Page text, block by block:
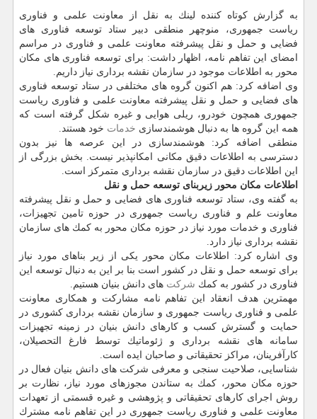
به گزارش كوتاه كننده لینك به نقل از معاونت علمی و فناوری
ریاست جمهوری، منوچهر منطقی دبیر ستاد توسعه فناوری های
فضایی و حمل و نقل پیشرفته معاونت علمی و فناوری در مراسم
امضای این تفاهم نامه، اظهار داشت: برای توسعه فناوری های مكان
محور به اطلاعات موجود در سازمان نقشه برداری نیاز داریم.
وی اضافه كرد: هم اكنون گروه های مختلفی در ستاد توسعه فناوری
های فضایی و حمل و نقل پیشرفته معاونت علمی و فناوری ریاست
جمهوری همچون خودرو، ریلی هوایی و غیره شكل گرفته است كه
همه این گروه ها به دنبال هوشمندسازی خدمات خود هستند.
منطقی اضافه كرد: هوشمندسازی در این عرصه ها نیز بدون
دسترسی به اطلاعات دقیق مكانی امكانپذیر نیست. بخش بزرگی از
این اطلاعات دقیق در سازمان نقشه برداری متمركز است.
اطلاعات مكان محور زیربنای توسعه حمل و نقل
به گفته وی، ستاد توسعه فناوری های فضایی و حمل و نقل پیشرفته
معاونت علم و فناوری ریاست جمهوری در حوزه تامین تجهیزات،
فناوری و خدمات مورد نیاز در حوزه مكان محور به كمك های سازمان
نقشه برداری نیاز دارد.
وی اشاره كرد: اطلاعات مكان محور یكی از زیر بناهای مورد نیاز
برای توسعه حمل و نقل در كشور است بنا بر این به دنبال توسعه این
فناوری در كشور به كمك شركت های دانش بنیان هستیم.
مهمترین هدف انعقاد این تفاهم نامه مشاركت و همكاری معاونت
علمی و فناوری ریاست جمهوری و سازمان نقشه برداری كشوری در
حمایت و گسترش كسب و كارهای دانش بنیان در زمینه تجهیزات
سامانه های نقشه برداری و ژئوماتیك توسط فارغ التحصیلان،
كارآفرینان، مراكز تحقیقاتی و صاحبان ایده است.
شناسایی، صلاحیت سنجی و معرفی شركت های دانش بنیان فعال در
حوزه مكان محور، كمك به ستاندن مجوزهای مورد نیاز، نظارت بر
روش اجرای كارهای تحقیقاتی و پژوهشی و غیره قسمتی از تعهدات
معاونت علمی و فناوری ریاست جمهوری در این تفاهم نامه مشترك